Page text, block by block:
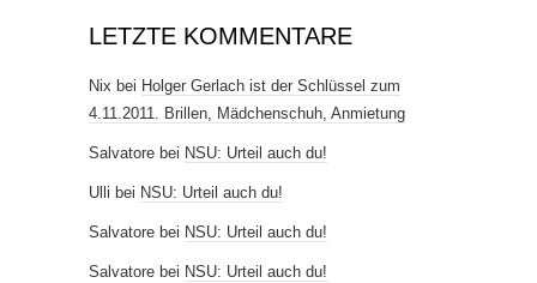
LETZTE KOMMENTARE
Nix bei Holger Gerlach ist der Schlüssel zum
4.11.2011. Brillen, Mädchenschuh, Anmietung
Salvatore bei NSU: Urteil auch du!
Ulli bei NSU: Urteil auch du!
Salvatore bei NSU: Urteil auch du!
Salvatore bei NSU: Urteil auch du!